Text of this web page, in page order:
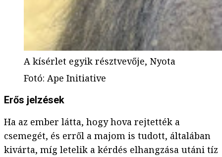
A kísérlet egyik résztvevője, Nyota
Fotó: Ape Initiative
Erős jelzések
Ha az ember látta, hogy hova rejtették a
csemegét, és erről a majom is tudott, általában
kivárta, míg letelik a kérdés elhangzása utáni tíz